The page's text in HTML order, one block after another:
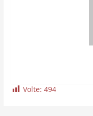
Volte: 494